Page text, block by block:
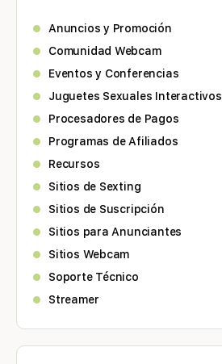
Anuncios y Promoción
Comunidad Webcam
Eventos y Conferencias
Juguetes Sexuales Interactivos
Procesadores de Pagos
Programas de Afiliados
Recursos
Sitios de Sexting
Sitios de Suscripción
Sitios para Anunciantes
Sitios Webcam
Soporte Técnico
Streamer